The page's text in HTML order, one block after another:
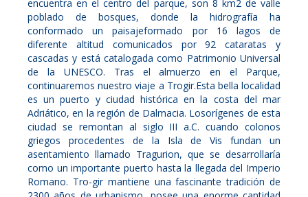
encuentra en el centro del parque, son 8 km2 de valle
poblado de bosques, donde la hidrografía ha
conformado un paisajeformado por 16 lagos de
diferente altitud comunicados por 92 cataratas y
cascadas y está catalogada como Patrimonio Universal
de la UNESCO. Tras el almuerzo en el Parque,
continuaremos nuestro viaje a Trogir.Esta bella localidad
es un puerto y ciudad histórica en la costa del mar
Adriático, en la región de Dalmacia. Losorígenes de esta
ciudad se remontan al siglo III a.C. cuando colonos
griegos procedentes de la Isla de Vis fundan un
asentamiento llamado Tragurion, que se desarrollaría
como un importante puerto hasta la llegada del Imperio
Romano. Tro-gir mantiene una fascinante tradición de